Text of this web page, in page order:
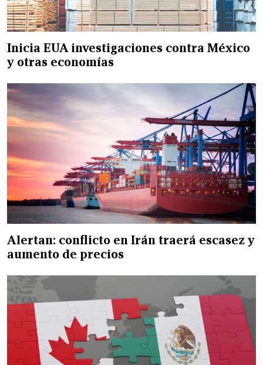
Inicia EUA investigaciones contra México
y otras economías
Alertan: conflicto en Irán traerá escasez y
aumento de precios